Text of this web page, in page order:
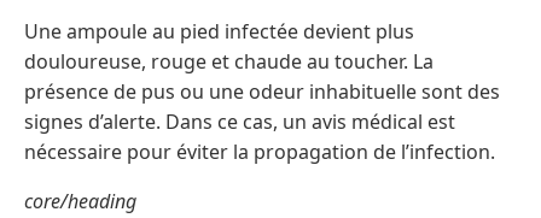
Une ampoule au pied infectée devient plus
douloureuse, rouge et chaude au toucher. La
présence de pus ou une odeur inhabituelle sont des
signes d’alerte. Dans ce cas, un avis médical est
nécessaire pour éviter la propagation de l’infection.
core/heading